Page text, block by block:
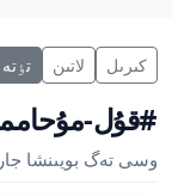
كىرىل لاتىن تٶتە
#قۇل-
وسى تەگ بويىنشا